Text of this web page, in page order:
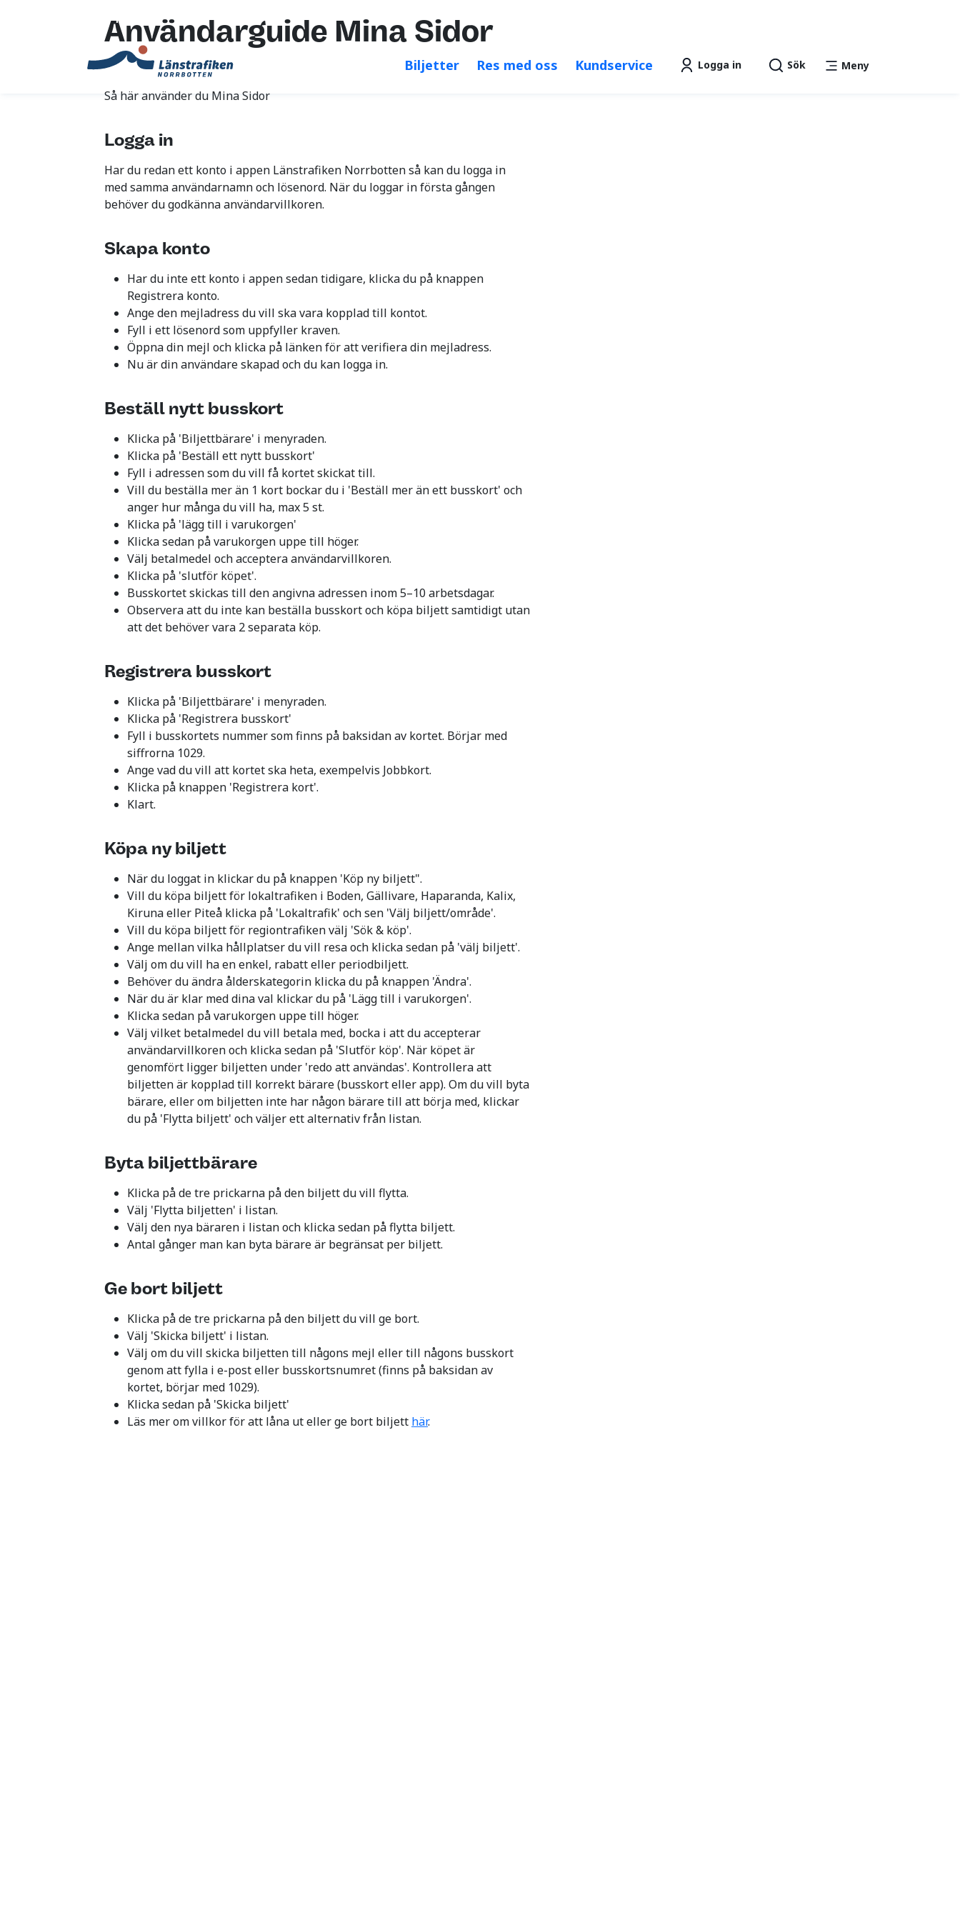
Translate
Biljetter Res med oss Kundservice Logga in Sök Meny
Användarguide Mina Sidor
Så här använder du Mina Sidor
Logga in
Har du redan ett konto i appen Länstrafiken Norrbotten så kan du logga in
med samma användarnamn och lösenord. När du loggar in första gången
behöver du godkänna användarvillkoren.
Skapa konto
Har du inte ett konto i appen sedan tidigare, klicka du på knappen
Registrera konto.
Ange den mejladress du vill ska vara kopplad till kontot.
Fyll i ett lösenord som uppfyller kraven.
Öppna din mejl och klicka på länken för att verifiera din mejladress.
Nu är din användare skapad och du kan logga in.
Beställ nytt busskort
Klicka på 'Biljettbärare' i menyraden.
Klicka på 'Beställ ett nytt busskort'
Fyll i adressen som du vill få kortet skickat till.
Vill du beställa mer än 1 kort bockar du i 'Beställ mer än ett busskort' och
anger hur många du vill ha, max 5 st.
Klicka på 'lägg till i varukorgen'
Klicka sedan på varukorgen uppe till höger.
Välj betalmedel och acceptera användarvillkoren.
Klicka på 'slutför köpet'.
Busskortet skickas till den angivna adressen inom 5–10 arbetsdagar.
Observera att du inte kan beställa busskort och köpa biljett samtidigt utan
att det behöver vara 2 separata köp.
Registrera busskort
Klicka på 'Biljettbärare' i menyraden.
Klicka på 'Registrera busskort'
Fyll i busskortets nummer som finns på baksidan av kortet. Börjar med
siffrorna 1029.
Ange vad du vill att kortet ska heta, exempelvis Jobbkort.
Klicka på knappen 'Registrera kort'.
Klart.
Köpa ny biljett
När du loggat in klickar du på knappen 'Köp ny biljett".
Vill du köpa biljett för lokaltrafiken i Boden, Gällivare, Haparanda, Kalix,
Kiruna eller Piteå klicka på 'Lokaltrafik' och sen 'Välj biljett/område'.
Vill du köpa biljett för regiontrafiken välj 'Sök & köp'.
Ange mellan vilka hållplatser du vill resa och klicka sedan på 'välj biljett'.
Välj om du vill ha en enkel, rabatt eller periodbiljett.
Behöver du ändra ålderskategorin klicka du på knappen 'Ändra'.
När du är klar med dina val klickar du på 'Lägg till i varukorgen'.
Klicka sedan på varukorgen uppe till höger.
Välj vilket betalmedel du vill betala med, bocka i att du accepterar
användarvillkoren och klicka sedan på 'Slutför köp'. När köpet är
genomfört ligger biljetten under 'redo att användas'. Kontrollera att
biljetten är kopplad till korrekt bärare (busskort eller app). Om du vill byta
bärare, eller om biljetten inte har någon bärare till att börja med, klickar
du på 'Flytta biljett' och väljer ett alternativ från listan.
Byta biljettbärare
Klicka på de tre prickarna på den biljett du vill flytta.
Välj 'Flytta biljetten' i listan.
Välj den nya bäraren i listan och klicka sedan på flytta biljett.
Antal gånger man kan byta bärare är begränsat per biljett.
Ge bort biljett
Klicka på de tre prickarna på den biljett du vill ge bort.
Välj 'Skicka biljett' i listan.
Välj om du vill skicka biljetten till någons mejl eller till någons busskort
genom att fylla i e-post eller busskortsnumret (finns på baksidan av
kortet, börjar med 1029).
Klicka sedan på 'Skicka biljett'
Läs mer om villkor för att låna ut eller ge bort biljett här.